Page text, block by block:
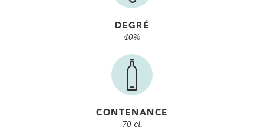
DEGRÉ
40%
CONTENANCE
70 cl.